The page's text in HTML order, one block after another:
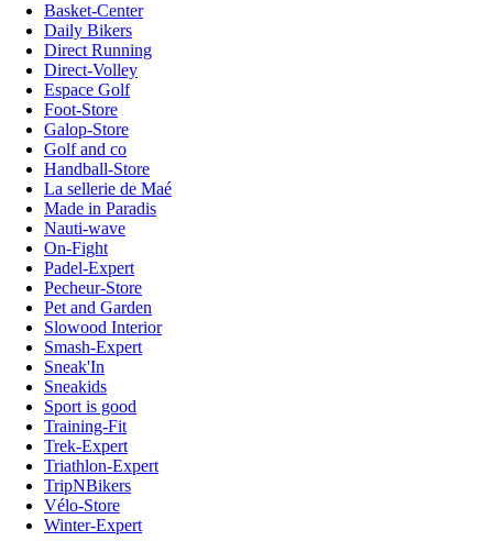
Basket-Center
Daily Bikers
Direct Running
Direct-Volley
Espace Golf
Foot-Store
Galop-Store
Golf and co
Handball-Store
La sellerie de Maé
Made in Paradis
Nauti-wave
On-Fight
Padel-Expert
Pecheur-Store
Pet and Garden
Slowood Interior
Smash-Expert
Sneak'In
Sneakids
Sport is good
Training-Fit
Trek-Expert
Triathlon-Expert
TripNBikers
Vélo-Store
Winter-Expert